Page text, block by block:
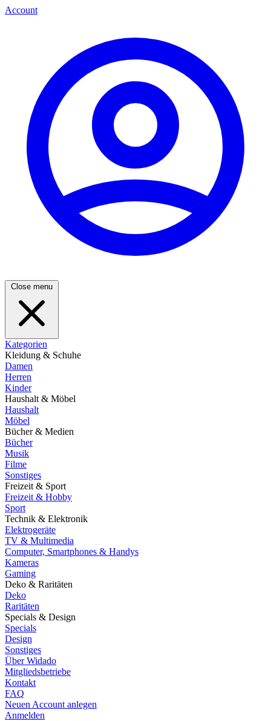
Account
Close menu
Kategorien
Kleidung & Schuhe
Damen
Herren
Kinder
Haushalt & Möbel
Haushalt
Möbel
Bücher & Medien
Bücher
Musik
Filme
Sonstiges
Freizeit & Sport
Freizeit & Hobby
Sport
Technik & Elektronik
Elektrogeräte
TV & Multimedia
Computer, Smartphones & Handys
Kameras
Gaming
Deko & Raritäten
Deko
Raritäten
Specials & Design
Specials
Design
Sonstiges
Über Widado
Mitgliedsbetriebe
Kontakt
FAQ
Neuen Account anlegen
Anmelden